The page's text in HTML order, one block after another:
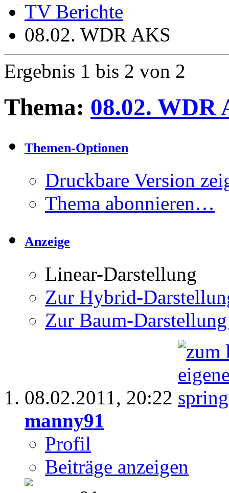
TV Berichte
08.02. WDR AKS
Ergebnis 1 bis 2 von 2
Thema: 08.02. WDR
Themen-Optionen
Druckbare Version
Thema abonnieren…
Anzeige
Linear-Darstellung
Zur Hybrid-
Zur Baum-
08.02.2011, 20:22
manny91
Profil
Beiträge anzeigen